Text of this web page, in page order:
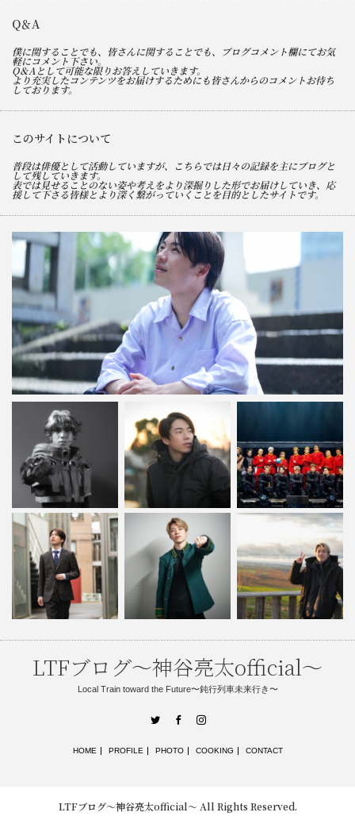
Q＆A
僕に関することでも、皆さんに関することでも、ブログコメント欄にてお気
軽にコメント下さい。
Q＆Aとして可能な限りお答えしていきます。
より充実したコンテンツをお届けするためにも皆さんからのコメントお待ち
しております。
このサイトについて
普段は俳優として活動していますが、こちらでは日々の記録を主にブログと
して残していきます。
表では見せることのない姿や考えをより深掘りした形でお届けしていき、応
援して下さる皆様とより深く繋がっていくことを目的としたサイトです。
LTFブログ〜神谷亮太official〜
Local Train toward the Future〜鈍行列車未来行き〜
TwitterFacebook
HOME PROFILE PHOTO COOKING CONTACT
LTFブログ〜神谷亮太official〜 All Rights Reserved.